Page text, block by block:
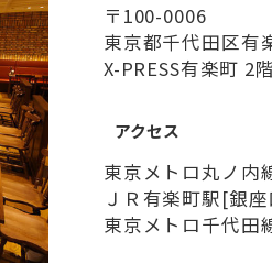
〒100-0006
東京都千代田区有
X-PRESS有楽町 2階
アクセス
東京メトロ丸ノ内
ＪＲ有楽町駅[銀
東京メトロ千代田